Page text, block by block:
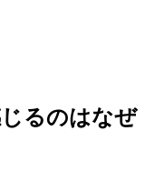
るのはなぜ